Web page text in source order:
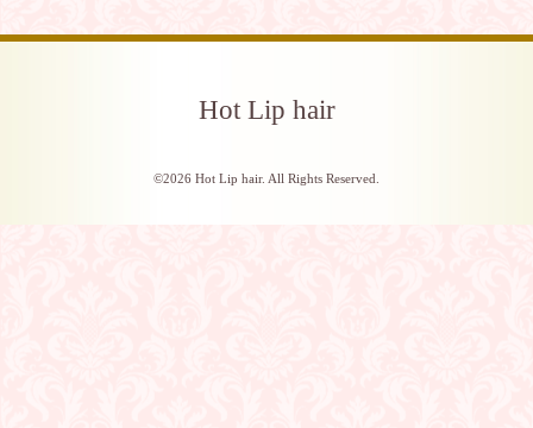
Hot Lip hair
©2026 Hot Lip hair. All Rights Reserved.